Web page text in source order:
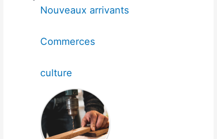
Nouveaux arrivants
Commerces
culture